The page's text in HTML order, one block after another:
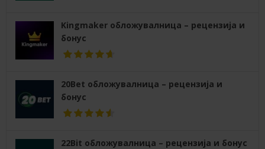
Kingmaker обложувалница – рецензија и
бонус
20Bet обложувалница – рецензија и
бонус
22Bit обложувалница – рецензија и бонус